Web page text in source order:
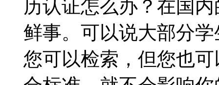
历认证怎么办？在国
鲜事。可以说大部分
您可以检索，但您也